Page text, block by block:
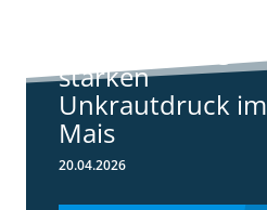
starken
Unkrautdruck im
Mais
20.04.2026